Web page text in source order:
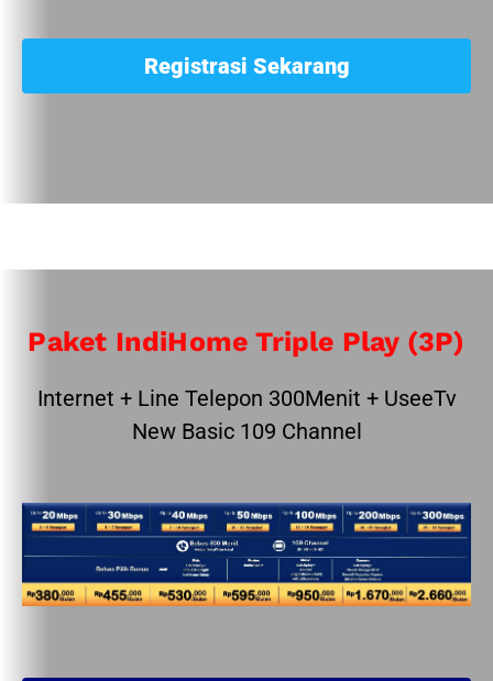
Registrasi Sekarang
Paket IndiHome Triple Play (3P)
Internet + Line Telepon 300Menit + UseeTv
New Basic 109 Channel